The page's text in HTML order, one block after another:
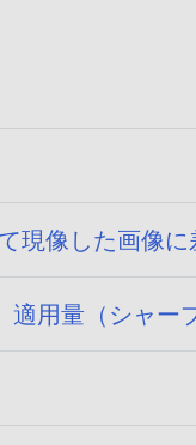
現像した画像
用量（シャ